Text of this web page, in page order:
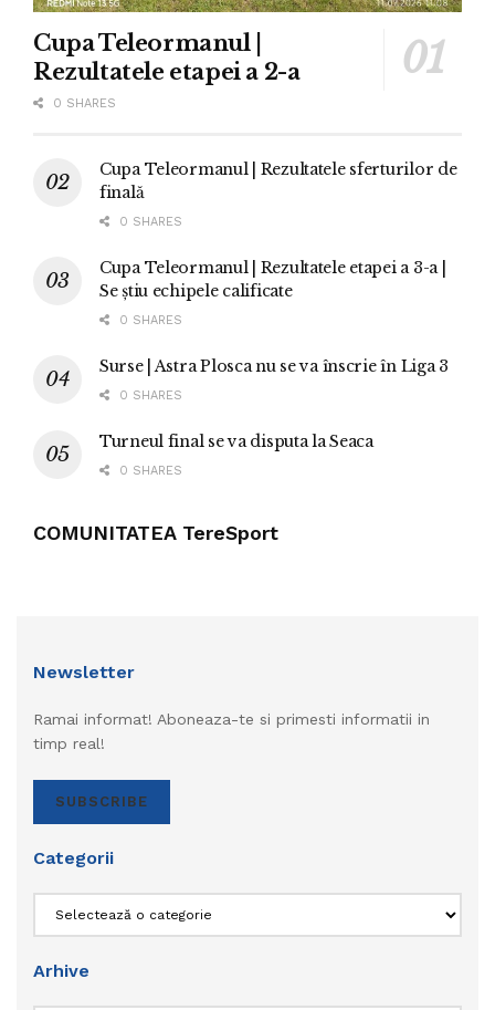
Cupa Teleormanul |
Rezultatele etapei a 2-a
0 SHARES
Cupa Teleormanul | Rezultatele sferturilor de
finală
0 SHARES
Cupa Teleormanul | Rezultatele etapei a 3-a |
Se știu echipele calificate
0 SHARES
Surse | Astra Plosca nu se va înscrie în Liga 3
0 SHARES
Turneul final se va disputa la Seaca
0 SHARES
COMUNITATEA TereSport
Newsletter
Ramai informat! Aboneaza-te si primesti informatii in
timp real!
SUBSCRIBE
Categorii
Arhive